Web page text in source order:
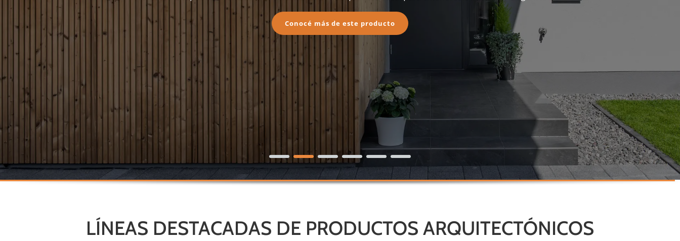
revestimientos en madera y metal, con
sistemas y formatos que se adaptan a
distintos lenguajes arquitectónicos.
LÍNEAS DESTACADAS DE PRODUCTOS ARQUITECTÓNICOS